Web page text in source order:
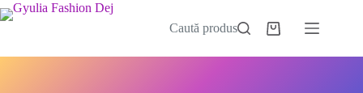
Sari
la
Caută produs
Coș